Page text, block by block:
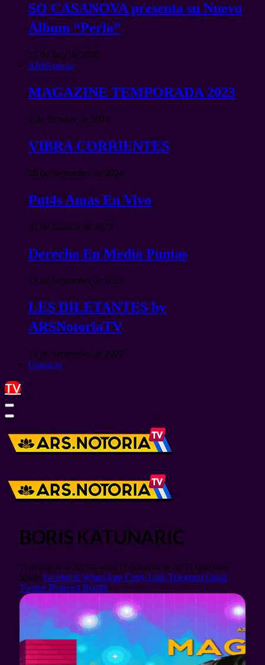
SO CASANOVA presenta su Nuevo
Álbum “Perla”
27 de July de 2026
ARSNotoria
MAGAZINE TEMPORADA 2023
2 de October de 2024
VIBRA CORRIENTES
26 de September de 2024
Put4s Amas En Vivo
31 de January de 2023
Derecho En Media Puntas
27 de September de 2022
LES DILETANTES by
ARSNotoriaTV
21 de September de 2022
Contacto
TV
BORIS KATUNARIC
31 de August de 2025Updated: 31 de August de 20253 Mins Read
Share Facebook WhatsApp Copy Link Telegram Email
Twitter Pinterest Reddit